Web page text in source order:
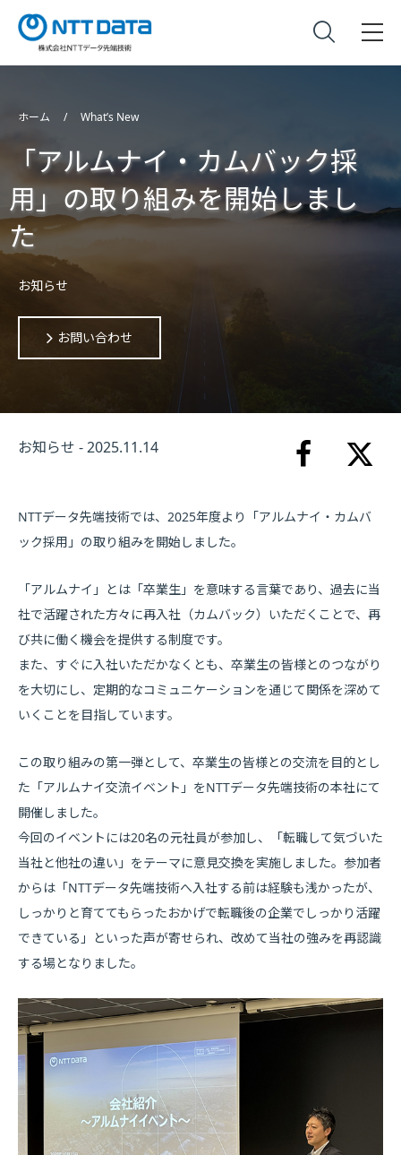
ホーム What’s New
「アルムナイ・カムバック採
用」の取り組みを開始しまし
た
お知らせ
お問い合わせ
お知らせ - 2025.11.14
NTTデータ先端技術では、2025年度より「アルムナイ・カムバ
ック採用」の取り組みを開始しました。
「アルムナイ」とは「卒業生」を意味する言葉であり、過去に当
社で活躍された方々に再入社（カムバック）いただくことで、再
び共に働く機会を提供する制度です。
また、すぐに入社いただかなくとも、卒業生の皆様とのつながり
を大切にし、定期的なコミュニケーションを通じて関係を深めて
いくことを目指しています。
この取り組みの第一弾として、卒業生の皆様との交流を目的とし
た「アルムナイ交流イベント」をNTTデータ先端技術の本社にて
開催しました。
今回のイベントには20名の元社員が参加し、「転職して気づいた
当社と他社の違い」をテーマに意見交換を実施しました。参加者
からは「NTTデータ先端技術へ入社する前は経験も浅かったが、
しっかりと育ててもらったおかげで転職後の企業でしっかり活躍
できている」といった声が寄せられ、改めて当社の強みを再認識
する場となりました。